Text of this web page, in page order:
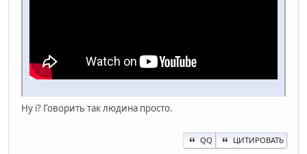
Ну і? Говорить так людина просто.
QQ ЦИТИРОВАТЬ